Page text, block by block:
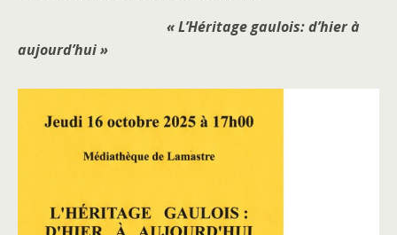
« L’Héritage gaulois:d’hier à
aujourd’hui »